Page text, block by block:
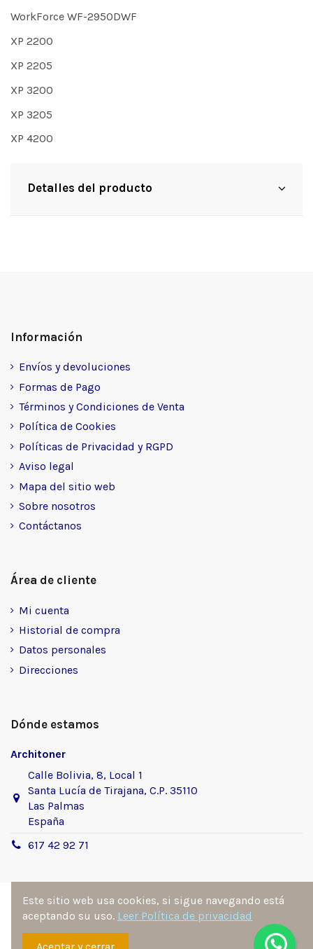
WorkForce WF-2950DWF
XP 2200
XP 2205
XP 3200
XP 3205
XP 4200
Detalles del producto
Información
Envíos y devoluciones
Formas de Pago
Términos y Condiciones de Venta
Política de Cookies
Políticas de Privacidad y RGPD
Aviso legal
Mapa del sitio web
Sobre nosotros
Contáctanos
Área de cliente
Mi cuenta
Historial de compra
Datos personales
Direcciones
Dónde estamos
Architoner
Calle Bolivia, 8, Local 1
Santa Lucía de Tirajana, C.P. 35110
Las Palmas
España
617 42 92 71
Sitio desarrollado y diseñado por
Ángel Manuel
Este sitio web usa cookies, si sigue navegando está
aceptando su uso. Leer Política de privacidad